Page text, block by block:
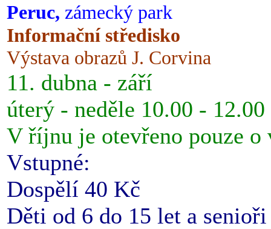
Peruc, zámecký park
Informační středisko
Výstava obrazů J. Corvina
11. dubna - září
úterý - neděle 10.00 -
V říjnu je otevřeno pouze o
Vstupné:
Dospělí 40 Kč
Děti od 6 do 15 let a